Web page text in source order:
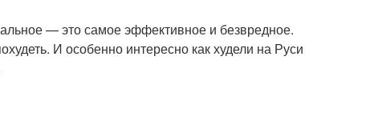
— это самое эффективное и безвредное.
И особенно интересно как худели на Руси